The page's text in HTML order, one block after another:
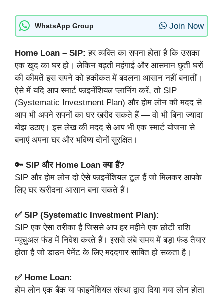
WhatsApp Group Join Now
Home Loan – SIP: हर व्यक्ति का सपना होता है कि उसका
एक खुद का घर हो। लेकिन बढ़ती महंगाई और आसमान छूती घरों
की कीमतें इस सपने को हकीकत में बदलना आसान नहीं बनातीं।
ऐसे में यदि आप स्मार्ट फाइनेंशियल प्लानिंग करें, तो SIP
(Systematic Investment Plan) और होम लोन की मदद से
आप भी अपने सपनों का घर खरीद सकते हैं — वो भी बिना ज्यादा
बोझ उठाए। इस लेख की मदद से आप भी एक स्मार्ट योजना से
बनाएं अपना घर और भविष्य दोनों सुरक्षित।
🔑 SIP और Home Loan क्या हैं?
SIP और होम लोन दो ऐसे फाइनेंशियल टूल हैं जो मिलकर आपके
लिए घर खरीदना आसान बना सकते हैं।
✅ SIP (Systematic Investment Plan):
SIP एक ऐसा तरीका है जिससे आप हर महीने एक छोटी राशि
म्यूचुअल फंड में निवेश करते हैं। इससे लंबे समय में बड़ा फंड तैयार
होता है जो डाउन पेमेंट के लिए मददगार साबित हो सकता है।
✅ Home Loan:
होम लोन एक बैंक या फाइनेंशियल संस्था द्वारा दिया गया लोन होता